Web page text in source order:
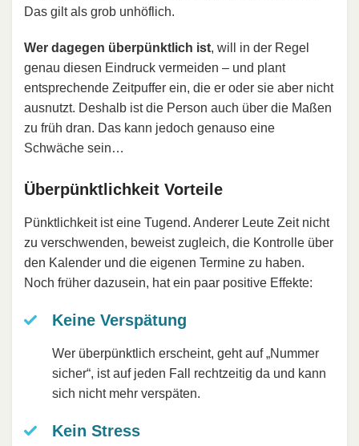
Das gilt als grob unhöflich.
Wer dagegen überpünktlich ist, will in der Regel
genau diesen Eindruck vermeiden – und plant
entsprechende Zeitpuffer ein, die er oder sie aber nicht
ausnutzt. Deshalb ist die Person auch über die Maßen
zu früh dran. Das kann jedoch genauso eine
Schwäche sein…
Überpünktlichkeit Vorteile
Pünktlichkeit ist eine Tugend. Anderer Leute Zeit nicht
zu verschwenden, beweist zugleich, die Kontrolle über
den Kalender und die eigenen Termine zu haben.
Noch früher dazusein, hat ein paar positive Effekte:
Keine Verspätung
Wer überpünktlich erscheint, geht auf „Nummer
sicher“, ist auf jeden Fall rechtzeitig da und kann
sich nicht mehr verspäten.
Kein Stress